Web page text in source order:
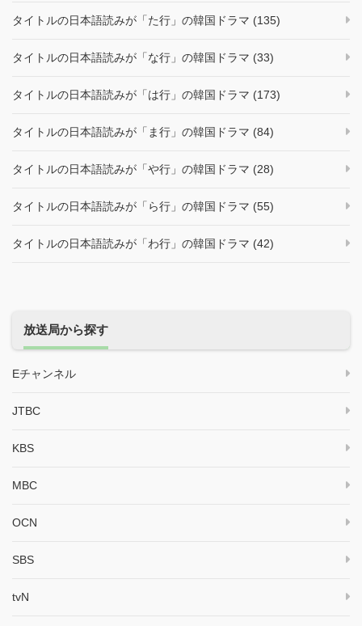
タイトルの日本語読みが「た行」の韓国ドラマ (135)
タイトルの日本語読みが「な行」の韓国ドラマ (33)
タイトルの日本語読みが「は行」の韓国ドラマ (173)
タイトルの日本語読みが「ま行」の韓国ドラマ (84)
タイトルの日本語読みが「や行」の韓国ドラマ (28)
タイトルの日本語読みが「ら行」の韓国ドラマ (55)
タイトルの日本語読みが「わ行」の韓国ドラマ (42)
放送局から探す
Eチャンネル
JTBC
KBS
MBC
OCN
SBS
tvN